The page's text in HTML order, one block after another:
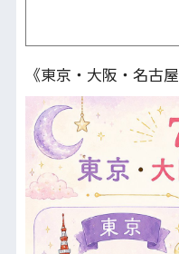
《東京・大阪・名古